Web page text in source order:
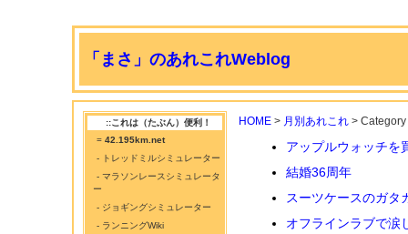
「まさ」のあれこれWeblog
::これは（たぶん）便利！
= 42.195km.net
- トレッドミルシミュレーター
- マラソンレースシミュレータ
ー
- ジョギングシミュレーター
- ランニングWiki
HOME > 月別あれこれ >
アップルウォッチを
結婚36周年
スーツケースのガタ
オフラインラブで涙